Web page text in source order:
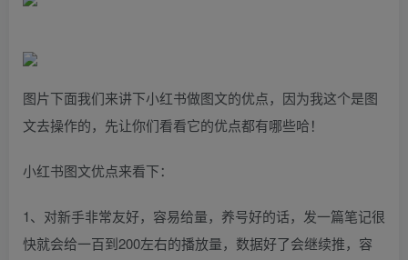
图片下面我们来讲下小红书做图文的优点，因为我这个是图
文去操作的，先让你们看看它的优点都有哪些哈！
小红书图文优点来看下：
1、对新手非常友好，容易给量，养号好的话，发一篇笔记很
快就会给一百到200左右的播放量，数据好了会继续推，容